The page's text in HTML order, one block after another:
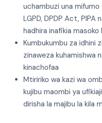
uchambuzi una mifumo
LGPD, DPDP Act, PIPA
hadhira inafikia masoko
Kumbukumbu za idhini
zinaweza kuhamishwa
kinachofaa
Mtiririko wa kazi wa
kujibu maombi ya
dirisha la majibu la kila